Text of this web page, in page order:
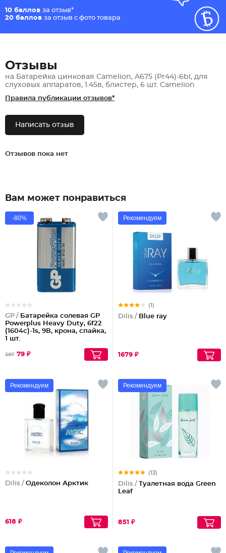
10 баллов за отзыв*
20 баллов за отзыв с фото товара
Отзывы
на Батарейка цинковая Camelion, A675 (Pr44)-6bl, для
слуховых аппаратов, 1.45в, блистер, 6 шт. Camelion
Правила публикации отзывов*
Написать отзыв
Отзывов пока нет
Вам может понравиться
-80%
GР / Батарейка солевая GP
Powerplus Heavy Duty, 6f22
(1604c)-1s, 9В, крона, спайка,
1 шт.
397 79 ₽
Рекомендуем
(1)
Dilis / Blue ray
1679 ₽
Рекомендуем
Dilis / Одеколон Арктик
618 ₽
Рекомендуем
(13)
Dilis / Туалетная вода Green
Leaf
851 ₽